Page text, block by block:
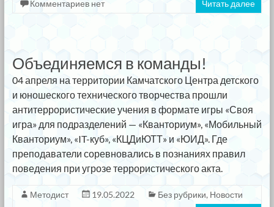
Комментариев нет
Читать далее
Объединяемся в команды!
04 апреля на территории Камчатского Центра детского
и юношеского технического творчества прошли
антитеррористические учения в формате игры «Своя
игра» для подразделений — «Кванториум», «Мобильный
Кванториум», «IT-куб», «КЦДиЮТТ» и «ЮИД». Где
преподаватели соревновались в познаниях правил
поведения при угрозе террористического акта.
Методист 19.05.2022 Без рубрики, Новости